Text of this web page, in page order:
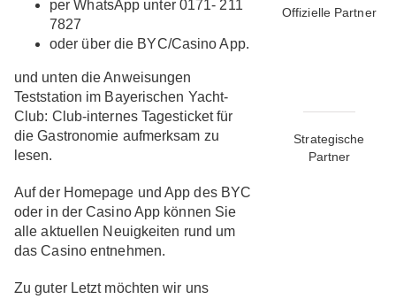
per WhatsApp unter 0171- 211
7827
oder über die BYC/Casino App.
und unten die Anweisungen
Teststation im Bayerischen Yacht-
Club: Club-internes Tagesticket für
die Gastronomie aufmerksam zu
lesen.
Auf der Homepage und App des BYC
oder in der Casino App können Sie
alle aktuellen Neuigkeiten rund um
das Casino entnehmen.
Zu guter Letzt möchten wir uns
Offizielle Partner
Strategische
Partner